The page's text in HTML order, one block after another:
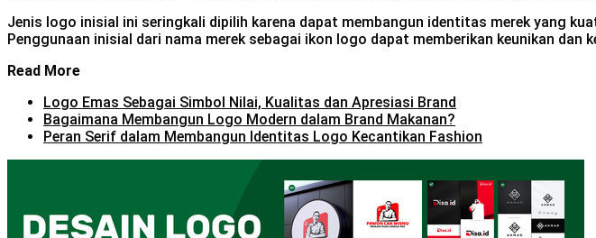
Jenis logo inisial ini seringkali dipilih karena dapat membangun identitas merek yang
Penggunaan inisial dari nama merek sebagai ikon logo dapat memberikan keunikan dan
Read More
Logo Emas Sebagai Simbol Nilai, Kualitas dan Apresiasi Brand
Bagaimana Membangun Logo Modern dalam Brand Makanan?
Peran Serif dalam Membangun Identitas Logo Kecantikan Fashion